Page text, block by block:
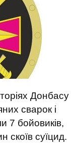
Донбасу
сварок і
7 бойовиків,
скоїв суїцид.